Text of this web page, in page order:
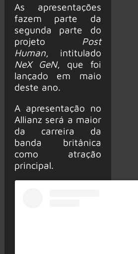
As apresentações
fazem parte da
segunda parte do
projeto Post
Human, intitulado
NeX GeN, que foi
lançado em maio
deste ano.
A apresentação no
Allianz será a maior
da carreira da
banda britânica
como atração
principal.